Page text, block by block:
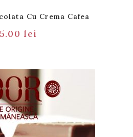
Cu Crema Cafea
5.00lei